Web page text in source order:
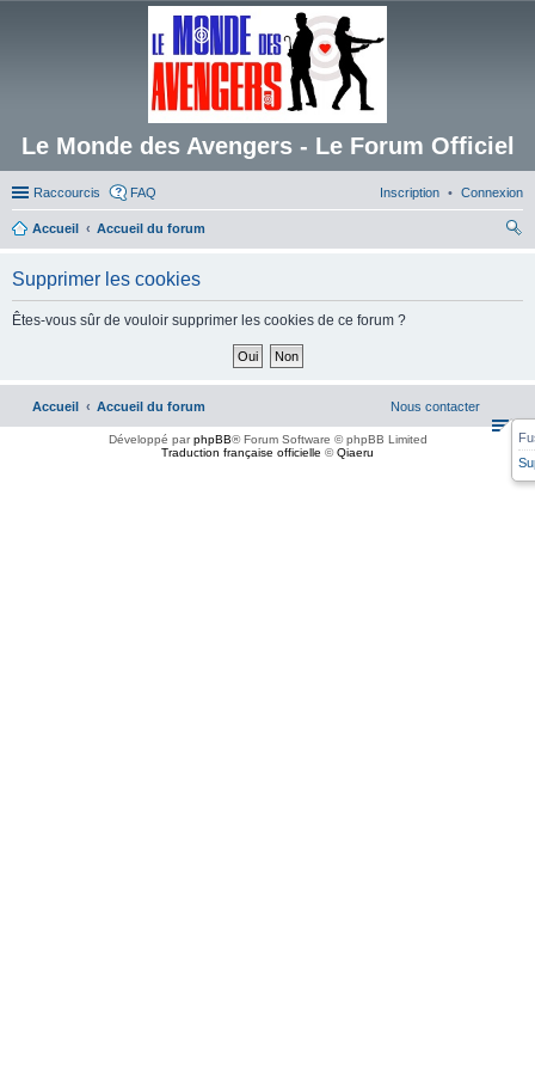
Le Monde des Avengers - Le Forum Officiel
Raccourcis FAQ Connexion
Inscription
Accueil
Accueil du forum
Supprimer les cookies
Êtes-vous sûr de vouloir supprimer les cookies de ce forum ?
Accueil Accueil du forum Nous contacter
Développé parphpBB® Forum Software © phpBB Limited
Traduction française officielle ©Qiaeru